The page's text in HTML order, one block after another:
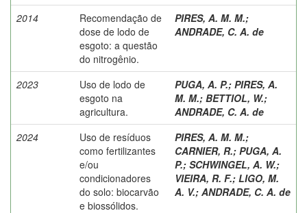
2014
Recomendação de
dose de lodo de
esgoto: a questão
do nitrogênio.
PIRES, A. M. M.;
ANDRADE, C. A. de
2023
Uso de lodo de
esgoto na
agricultura.
PUGA, A. P.; PIRES, A.
M. M.; BETTIOL, W.;
ANDRADE, C. A. de
2024
Uso de resíduos
como fertilizantes
e/ou
condicionadores
do solo: biocarvão
e biossólidos.
PIRES, A. M. M.;
CARNIER, R.; PUGA, A.
P.; SCHWINGEL, A. W.;
VIEIRA, R. F.; LIGO, M.
A. V.; ANDRADE, C. A. de